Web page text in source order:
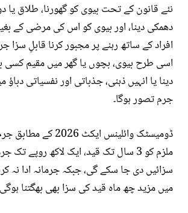
نئے قانون کے تحت بیوی کو گھورنا، طلاق
دھمکی دینا، اور بیوی کو اس کی مرضی کے
افراد کے ساتھ رہنے پر مجبور کرنا قابلِ سزا
اسی طرح بیوی، بچوں یا گھر میں مقیم کسی
دینا یا انہیں ذہنی، جذباتی اور نفسیاتی دباؤ
جرم تصور ہوگا۔
ڈومیسٹک وائلینس ایکٹ
ملزم کو 3 سال تک قید، ایک لاکھ روپے تک
سزائیں دی جا سکے گی، جبکہ جرمانہ ادا نہ
میں مزید چھ ماہ قید کی سزا بھی بھگتنا